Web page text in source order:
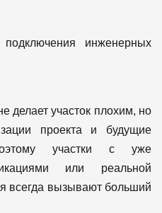
инженерных
делает участок плохим, но
проекта и будущие
участки с уже
или реальной
всегда вызывают больший